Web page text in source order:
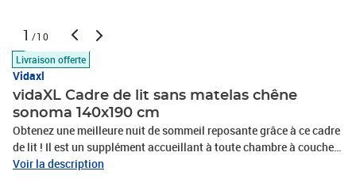
1 /10
Livraison offerte
Vidaxl
vidaXL Cadre de lit sans matelas chêne
sonoma 140x190 cm
Obtenez une meilleure nuit de sommeil reposante grâce à ce cadre
de lit ! Il est un supplément accueillant à toute chambre à coucher.
Matériau durable : le bois d'ingénierie est d'une qualité
Voir la description